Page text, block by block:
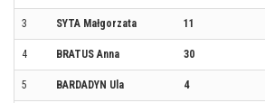
3 SYTA Małgorzata 11
4 BRATUS Anna 30
5 BARDADYN Ula 4